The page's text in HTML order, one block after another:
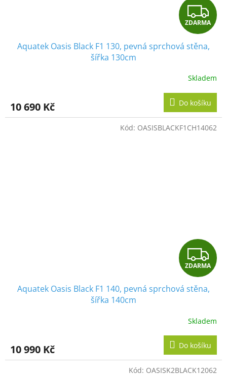
Z
D
A
R
M
A
ZDARMA
Aquatek Oasis Black F1 130, pevná sprchová stěna,
šířka 130cm
Skladem
10 690 Kč Do košíku
Z
D
A
R
M
A
ZDARMA
Aquatek Oasis Black F1 140, pevná sprchová stěna,
šířka 140cm
Skladem
10 990 Kč Do košíku
Kód: OASISBLACKF1CH14062
Kód: OASISK2BLACK12062